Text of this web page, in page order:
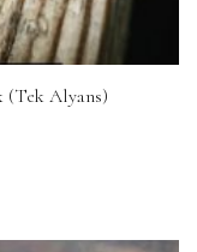
(Tek Alyans)